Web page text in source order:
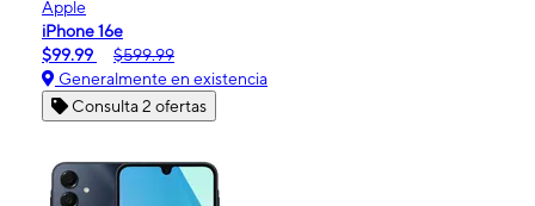
Apple
iPhone 16e
$99.99
$599.99
Generalmente en existencia
Consulta 2 ofertas